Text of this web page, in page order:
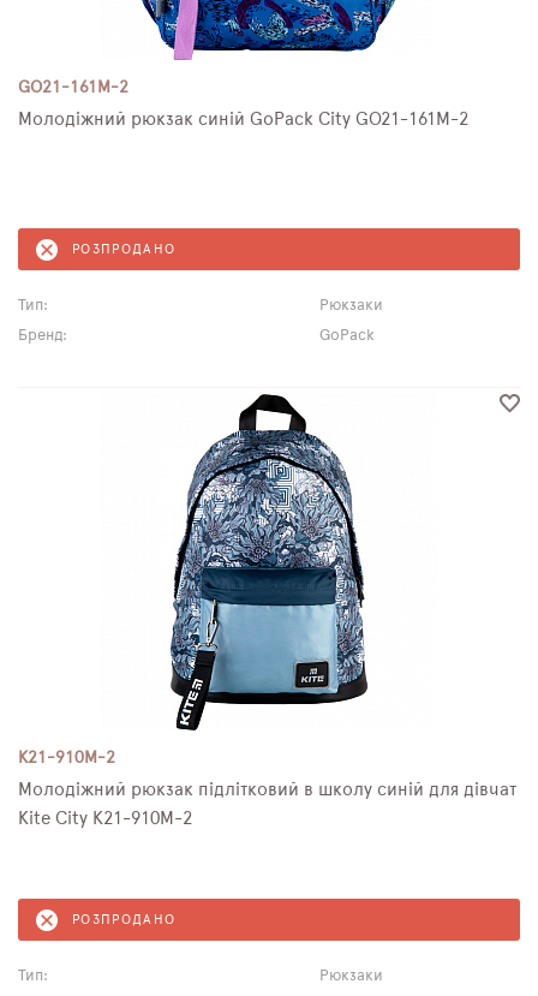
GO21-161M-2
Молодіжний рюкзак синій GoPack City GO21-161M-2
РОЗПРОДАНО
Тип:
Рюкзаки
Бренд:
GoPack
K21-910M-2
Молодіжний рюкзак підлітковий в школу синій для дівчат
Kite City K21-910M-2
РОЗПРОДАНО
Тип: Рюкзаки